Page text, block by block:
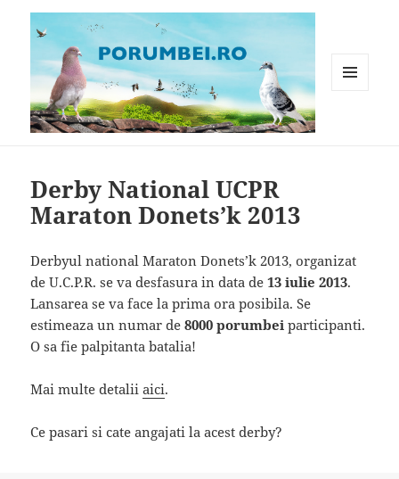
Derby National UCPR
Maraton Donets’k 2013
Derbyul national Maraton Donets’k 2013, organizat
de U.C.P.R. se va desfasura in data de13 iulie 2013.
Lansarea se va face la prima ora posibila. Se
estimeaza un numar de8000 porumbei participanti.
O sa fie palpitanta batalia!
Mai multe detaliiaici.
Ce pasari si cate angajati la acest derby?